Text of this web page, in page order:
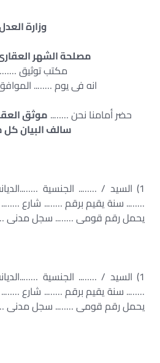
وزارة
مصلحة الشهر
مكتب توثيق
انه فى يوم ……..
حضر أمامنا نحن …….. موثق
سالف البيان
1) السيد / …….. الجنسية
…….. سنة يقيم برقم …….. شارع
يحمل رقم قومى …….. سجل مدنى
1) السيد / …….. الجنسية
…….. سنة يقيم برقم …….. شارع
يحمل رقم قومى …….. سجل مدنى